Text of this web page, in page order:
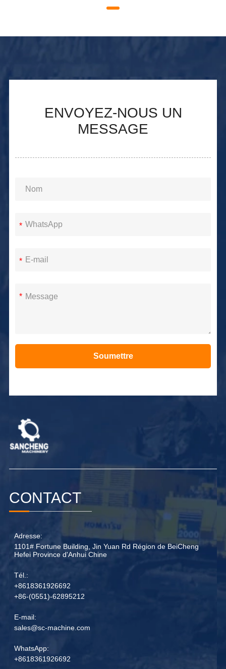
CONTACT
Adresse:
1101# Fortune Building, Jin Yuan Rd Région de BeiCheng
Hefei Province d'Anhui Chine
Tél.:
+8618361926692
+86-(0551)-62895212
E-mail:
sales@sc-machine.com
WhatsApp:
+8618361926692
ENVOYEZ-NOUS UN
MESSAGE
*
*
*
Soumettre